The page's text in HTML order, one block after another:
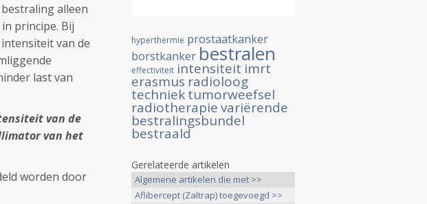
alleen
principe. Bij
van de
last van
van de
van het
worden door
hyperthermie prostaatkanker
borstkanker bestralen
effectiviteit intensiteit imrt
erasmus radioloog
techniektumorweefsel
radiotherapievariërende
bestralingsbundel
bestraald
Gerelateerde artikelen
Algemene artikelen die met >>
Aflibercept (Zaltrap) toegevoegd >>